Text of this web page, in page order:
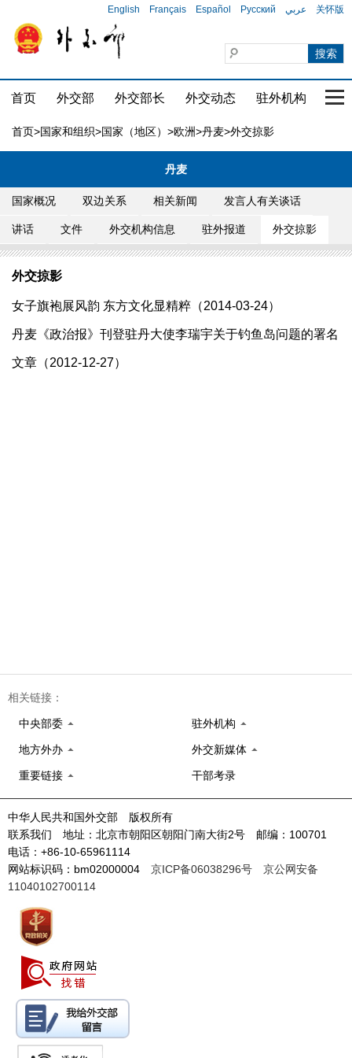
English Français Español Русский عربي 关怀版
首页 外交部 外交部长 外交动态 驻外机构 国
首页>国家和组织>国家（地区） >欧洲>丹麦>外交掠影
丹麦
国家概况 双边关系 相关新闻 发言人有关谈话
讲话 文件 外交机构信息 驻外报道 外交掠影
外交掠影
女子旗袍展风韵 东方文化显精粹（2014-03-24）
丹麦《政治报》刊登驻丹大使李瑞宇关于钓鱼岛问题的署名
文章（2012-12-27）
相关链接：
中央部委 驻外机构
地方外办 外交新媒体
重要链接 干部考录
中华人民共和国外交部 版权所有
联系我们 地址：北京市朝阳区朝阳门南大街2号 邮编：100701
电话：+86-10-65961114
网站标识码：bm02000004 京ICP备06038296号
京公网安备
11040102700114